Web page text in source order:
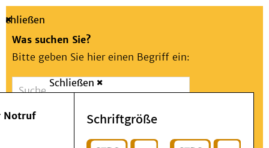
Suche
Schließen
Was suchen Sie?
Bitte geben Sie hier einen Begriff ein:
Suchen
Notfall
Schließen
Notruf Schriftgröße
Menü